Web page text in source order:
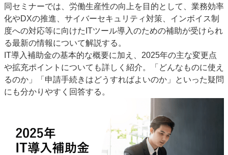
JAPAN PACK 2023 特集
中古印刷機・製本機特集
2022 検査・校正特集
特集・デジタル印刷 ～ 新成長軌道を描く
案内
発刊案内
JFPI印刷用語集 印刷機材年鑑
運営
会社案内
購読・購入申し込み
同セミナーでは、労働生産性の向上を目的として、業務効率
化やDXの推進、サイバーセキュリティ対策、インボイス制
度への対応等に向けたITツール導入のための補助が受けられ
る最新の情報について解説する。
IT導入補助金の基本的な概要に加え、2025年の主な変更点
や拡充ポイントについても詳しく紹介。「どんなものに使え
るのか」「申請手続きはどうすればよいのか」といった疑問
にも分かりやすく回答する。